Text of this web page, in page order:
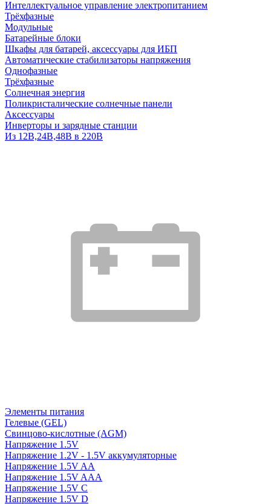
Интеллектуальное управление электропитанием
Трёхфазные
Модульные
Батарейные блоки
Шкафы для батарей, аксессуары для ИБП
Автоматические стабилизаторы напряжения
Однофазные
Трёхфазные
Солнечная энергия
Поликристалические солнечные панели
Аксессуары
Инверторы и зарядные станции
Из 12В,24В,48В в 220В
Элементы питания
Гелевые (GEL)
Свинцово-кислотные (AGM)
Напряжение 1.5V
Напряжение 1.2V - 1.5V аккумуляторные
Напряжение 1.5V AA
Напряжение 1.5V AAA
Напряжение 1.5V C
Напряжение 1.5V D